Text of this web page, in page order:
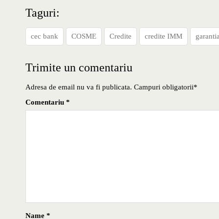
Taguri:
cec bank COSME Credite credite IMM garantia
Trimite un comentariu
Adresa de email nu va fi publicata. Campuri obligatorii*
Comentariu *
Name *